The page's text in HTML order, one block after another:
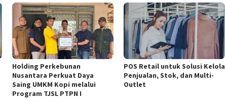
Holding Perkebunan
Nusantara Perkuat Daya
Saing UMKM Kopi melalui
Program TJSL PTPN I
POS Retail untuk Solusi Kelola
Penjualan, Stok, dan Multi-
Outlet